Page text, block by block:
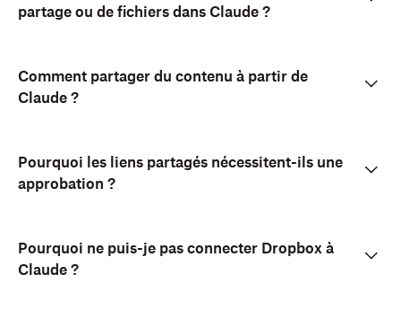
partage ou de fichiers dans Claude ?
Comment partager du contenu à partir de
Claude ?
Pourquoi les liens partagés nécessitent-ils une
approbation ?
Pourquoi ne puis-je pas connecter Dropbox à
Claude ?